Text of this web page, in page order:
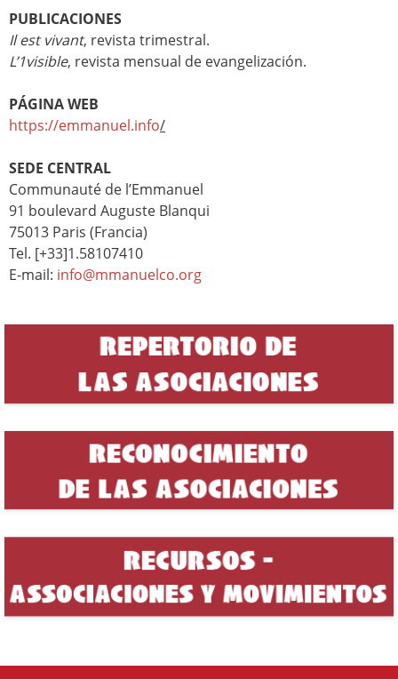
PUBLICACIONES
Il est vivant, revista trimestral.
L’1visible, revista mensual de evangelización.
PÁGINA WEB
https://emmanuel.info/
SEDE CENTRAL
Communauté de l’Emmanuel
91 boulevard Auguste Blanqui
75013 Paris (Francia)
Tel. [+33]1.58107410
E-mail: info@mmanuelco.org